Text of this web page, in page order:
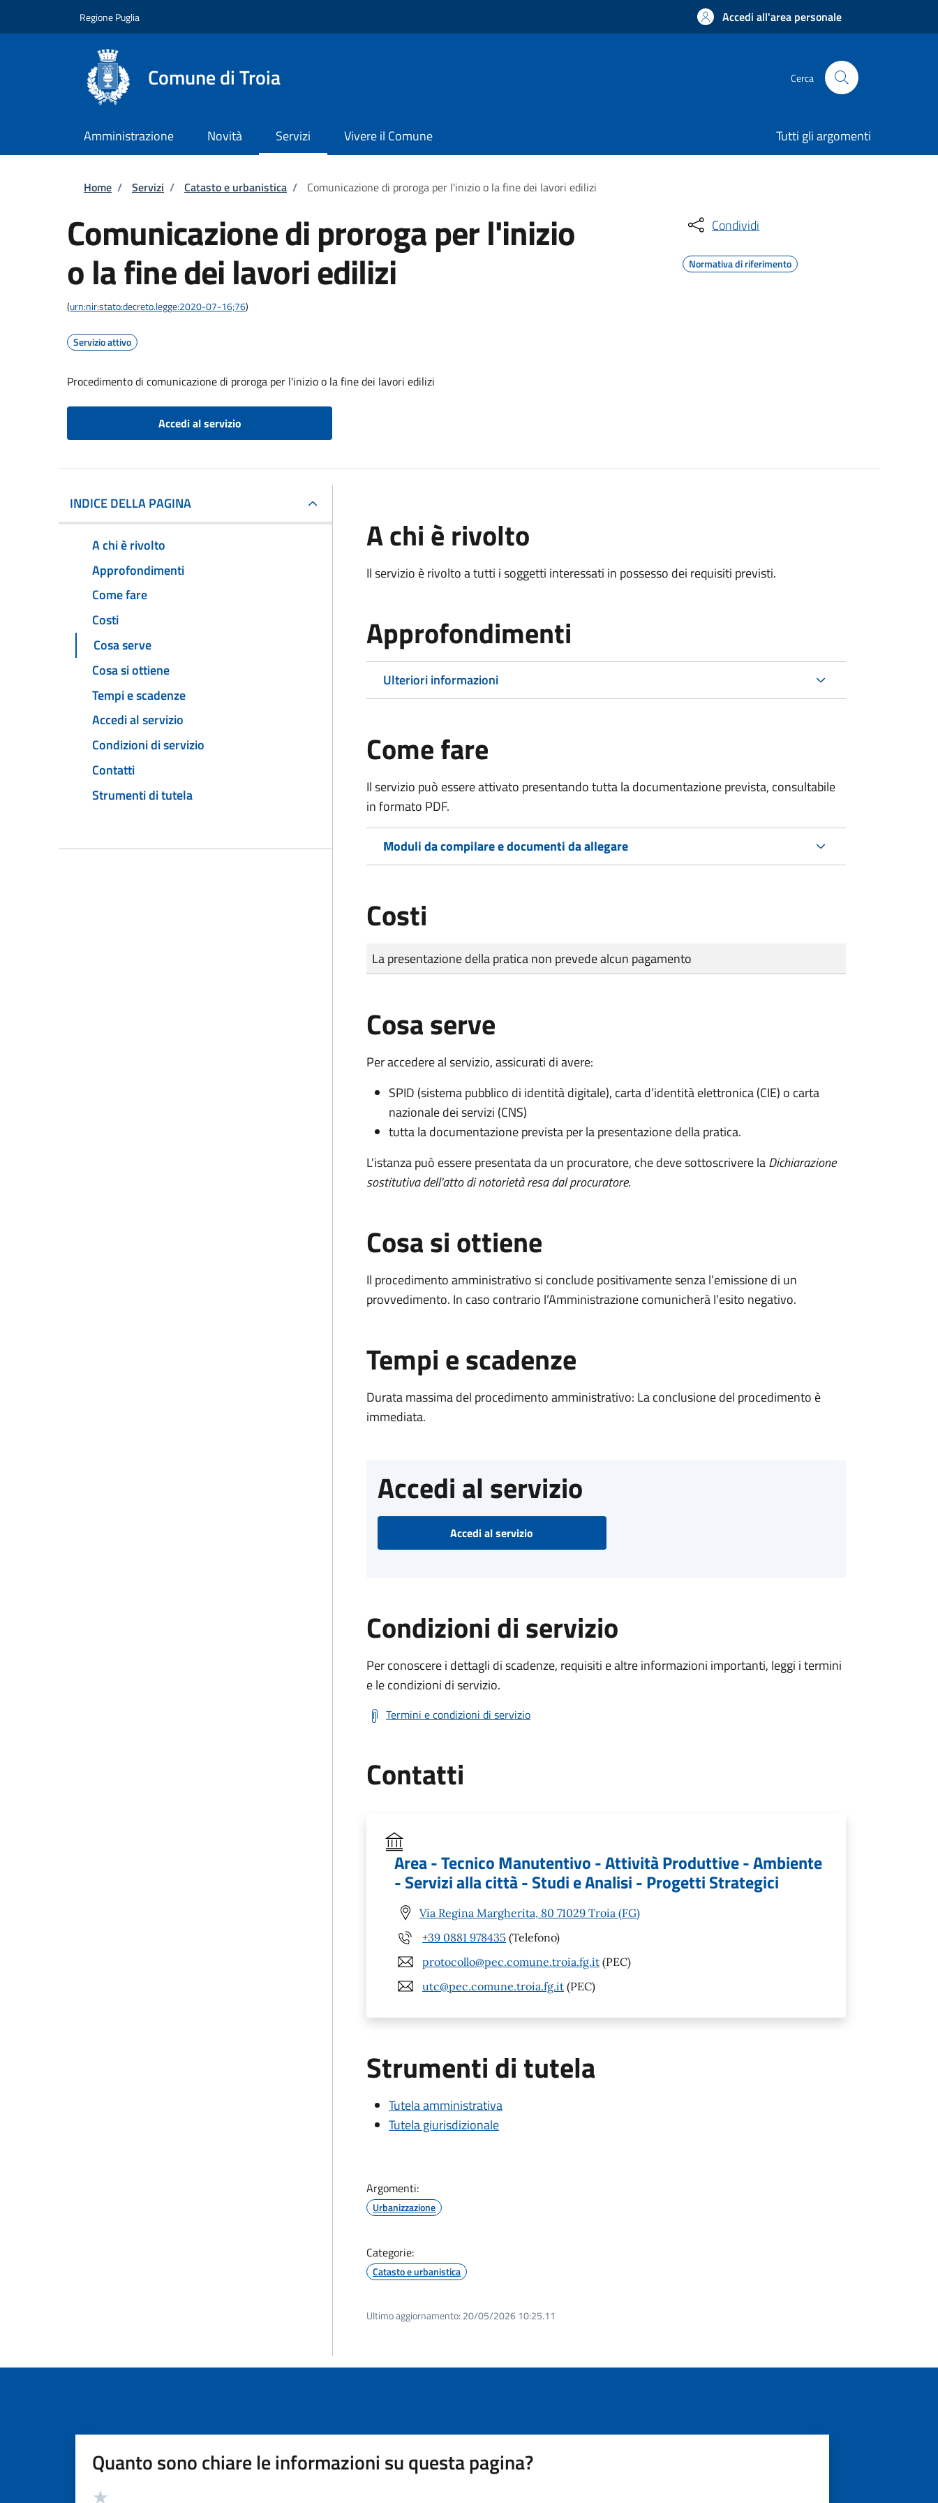
Regione Puglia Accedi all'area personale
Comune di Troia Cerca
Amministrazione Novità Servizi Vivere il Comune Tutti gli argomenti
Briciole di pane
Home / Servizi / Catasto e urbanistica / Comunicazione di proroga per l'inizio o la fine dei lavori edilizi
Comunicazione di proroga per l'inizio
o la fine dei lavori edilizi
(urn:nir:stato:decreto.legge:2020-07-16;76)
Servizio attivo
Procedimento di comunicazione di proroga per l'inizio o la fine dei lavori edilizi
Accedi al servizio
Condividi
Normativa di riferimento
INDICE DELLA PAGINA
A chi è rivolto
Approfondimenti
Come fare
Costi
Cosa serve
Cosa si ottiene
Tempi e scadenze
Accedi al servizio
Condizioni di servizio
Contatti
Strumenti di tutela
A chi è rivolto
Il servizio è rivolto a tutti i soggetti interessati in possesso dei requisiti previsti.
Approfondimenti
Ulteriori informazioni
Come fare
Il servizio può essere attivato presentando tutta la documentazione prevista, consultabile
in formato PDF.
Moduli da compilare e documenti da allegare
Costi
Tipo di pagamento
Importo
La presentazione della pratica non prevede alcun pagamento
Cosa serve
Per accedere al servizio, assicurati di avere:
SPID (sistema pubblico di identità digitale), carta d’identità elettronica (CIE) o carta
nazionale dei servizi (CNS)
tutta la documentazione prevista per la presentazione della pratica.
L'istanza può essere presentata da un procuratore, che deve sottoscrivere laDichiarazione
sostitutiva dell'atto di notorietà resa dal procuratore.
Cosa si ottiene
Il procedimento amministrativo si conclude positivamente senza l’emissione di un
provvedimento. In caso contrario l’Amministrazione comunicherà l’esito negativo.
Tempi e scadenze
Durata massima del procedimento amministrativo: La conclusione del procedimento è
immediata.
Accedi al servizio
Accedi al servizio
Condizioni di servizio
Per conoscere i dettagli di scadenze, requisiti e altre informazioni importanti, leggi i termini
e le condizioni di servizio.
Termini e condizioni di servizio
Contatti
Area - Tecnico Manutentivo - Attività Produttive - Ambiente
- Servizi alla città - Studi e Analisi - Progetti Strategici
Via Regina Margherita, 80 71029 Troia (FG)
+39 0881 978435 (Telefono)
protocollo@pec.comune.troia.fg.it (PEC)
utc@pec.comune.troia.fg.it (PEC)
Strumenti di tutela
Tutela amministrativa
Tutela giurisdizionale
Argomenti:
Urbanizzazione
Categorie:
Catasto e urbanistica
Ultimo aggiornamento: 20/05/2026 10:25.11
Quanto sono chiare le informazioni su questa pagina?
Valutazione